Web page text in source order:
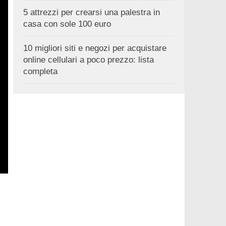
5 attrezzi per crearsi una palestra in
casa con sole 100 euro
10 migliori siti e negozi per acquistare
online cellulari a poco prezzo: lista
completa